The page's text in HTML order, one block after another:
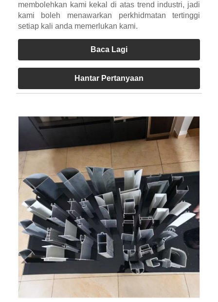
membolehkan kami kekal di atas trend industri, jadi
kami boleh menawarkan perkhidmatan tertinggi
setiap kali anda memerlukan kami.
Baca Lagi
Hantar Pertanyaan